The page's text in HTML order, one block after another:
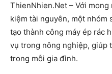
ThienNhien.Net – Với
kiệm tài nguyên, một nhóm
tạo thành công máy ép rác
vụ trong nông nghiệp, giúp
trong mỗi gia đình.